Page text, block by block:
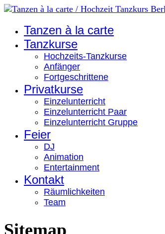
Tanzen à la carte
Tanzkurse
Hochzeits-Tanzkurse
Anfänger
Fortgeschrittene
Privatkurse
Einzelunterricht
Einzelunterricht Paar
Einzelunterricht Gruppe
Feier
DJ
Animation
Entertainment
Kontakt
Räumlichkeiten
Team